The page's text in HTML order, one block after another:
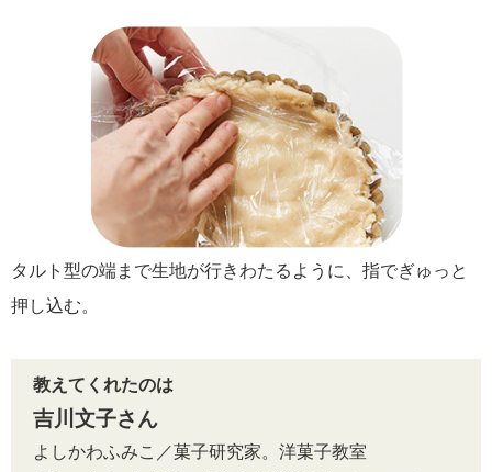
タルト型の端まで生地が行きわたるように、指でぎゅっと
押し込む。
教えてくれたのは
吉川文子さん
よしかわふみこ／菓子研究家。洋菓子教室